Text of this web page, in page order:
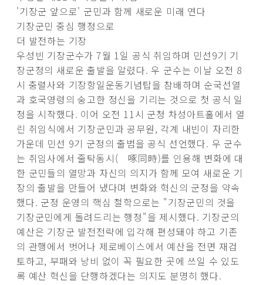
'기장군 앞으로' 군민과 함께 새로운 미래 연다
기장군민 중심 행정으로
더 발전하는 기장
우성빈 기장군수가 7월 1일 공식 취임하며 민선9기 기
장군정의 새로운 출발을 알렸다. 우 군수는 이날 오전 8
시 충렬사와 기장항일운동기념탑을 참배하며 순국선열
과 호국영령의 숭고한 정신을 기리는 것으로 첫 공식 일
정을 시작했다. 이어 오전 11시 군청 차성아트홀에서 열
린 취임식에서 기장군민과 공무원, 각계 내빈이 자리한
가운데 민선 9기 군정의 출범을 공식 선언했다. 우 군수
는 취임사에서 줄탁동시( 啄同時)를 인용해 변화에 대
한 군민들의 열망과 자신의 의지가 함께 모여 새로운 기
장의 출발을 만들어 냈다며 변화와 혁신의 군정을 약속
했다. 군정 운영의 핵심 철학으로는 "기장군민의 것을
기장군민에게 돌려드리는 행정"을 제시했다. 기장군의
예산은 기장군 발전전략에 입각해 편성돼야 하고 기존
의 관행에서 벗어나 제로베이스에서 예산을 전면 재검
토하고, 부패와 낭비 없이 꼭 필요한 곳에 쓰일 수 있도
록 예산 혁신을 단행하겠다는 의지도 분명히 했다.